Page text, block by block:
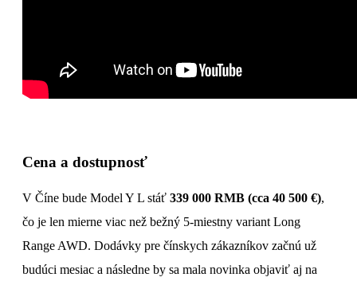
Cena a dostupnosť
V Číne bude Model Y L stáť 339 000 RMB (cca 40 500 €),
čo je len mierne viac než bežný 5-miestny variant Long
Range AWD. Dodávky pre čínskych zákazníkov začnú už
budúci mesiac a následne by sa mala novinka objaviť aj na